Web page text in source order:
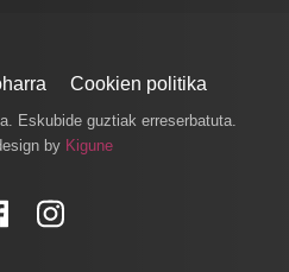
Cookien politika
Eskubide guztiak erreserbatuta.
by Kigune
Facebook
Instagram